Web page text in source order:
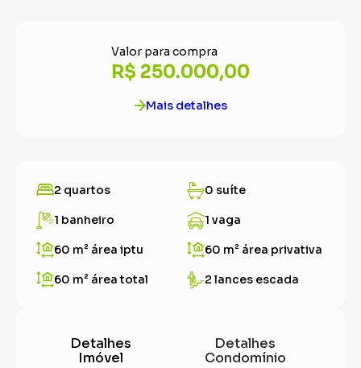
Valor para compra
R$ 250.000,00
Mais detalhes
2 quartos 0 suíte
1 banheiro 1 vaga
60 m² área iptu 60 m² área privativa
60 m² área total 2 lances escada
Detalhes
Imóvel
Detalhes
Condomínio